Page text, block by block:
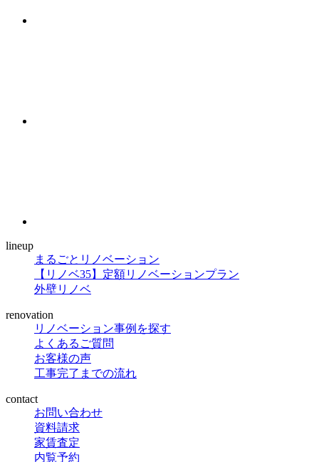
lineup
まるごとリノベーション
【リノベ35】定額リノベーションプラン
外壁リノベ
renovation
リノベーション事例を探す
よくあるご質問
お客様の声
工事完了までの流れ
contact
お問い合わせ
資料請求
家賃査定
内覧予約